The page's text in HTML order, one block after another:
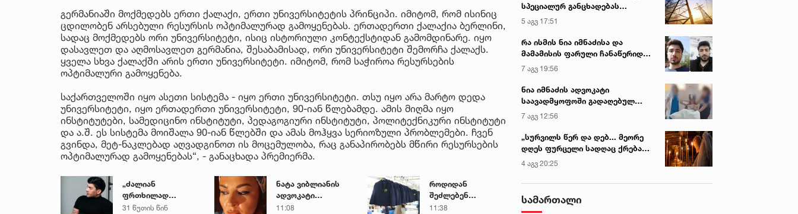
გერმანიაში მოქმედებს ერთი ქალაქი, ერთი უნივერსიტეტის პრინციპი. იმიტომ, რომ ისინიც
ცდილობენ არსებული რესურსის ოპტიმალურად გამოყენებას. ერთადერთი ქალაქია ბერლინი,
სადაც მოქმედებს ორი უნივერსიტეტი, ისიც ისტორიული კონტექსტიდან გამომდინარე. იყო
დასავლეთ და აღმოსავლეთ გერმანია, შესაბამისად, ორი უნივერსიტეტი შემორჩა ქალაქს.
ყველა სხვა ქალაქში არის ერთი უნივერსიტეტი. იმიტომ, რომ საჭიროა რესურსების
ოპტიმალური გამოყენება.
საქართველოში იყო ასეთი სისტემა - იყო ერთი უნივერსიტეტი. თსუ იყო არა მარტო დედა
უნივერსიტეტი, იყო ერთადერთი უნივერსიტეტი, 90-იან წლებამდე. ამის მიღმა იყო
ინსტიტუტები, სამედიცინო ინსტიტუტი, პედაგოგიური ინსტიტუტი, პოლიტექნიკური ინსტიტუტი
და ა.შ. ეს სისტემა მოიშალა 90-იან წლებში და ამას მოჰყვა სერიოზული პრობლემები. ჩვენ
გვინდა, მეტ-ნაკლებად აღვადგინოთ ის მოცემულობა, რაც განაპირობებს მწირი რესურსების
ოპტიმალურად გამოყენებას“, - განაცხადა პრემიერმა.
„ძალიან
ფრთხილად
იყავით, ვისთან
31 წუთის წინ
ნატა ვიბლიანის
ადვოკატი
მიმართვას
11:08
როდიდან
შეძლებენ
მშობლები
11:38
სპეციალურ განცხადებას
ავრცელებს
5 აგვ 17:51
რა ისმის ნია იმნაძისა და
მამამისის ფარული ჩანაწერიდან
- გიგა ავალიანის მკვლელობის
საქმე
7 აგვ 19:56
ნია იმნაძის ადვოკატი
საავადმყოფოში გადაღებულ
კადრებს ავრცელებს
7 აგვ 12:56
„სურვილს წერ და დებ... მეორე
დღეს ფურცელი სადღაც ქრება
და სურვილი სრულდება...“ -
სასწაულმოქმედი ტაძარი შიდა
ქართლში
4 აგვ 20:25
სამართალი